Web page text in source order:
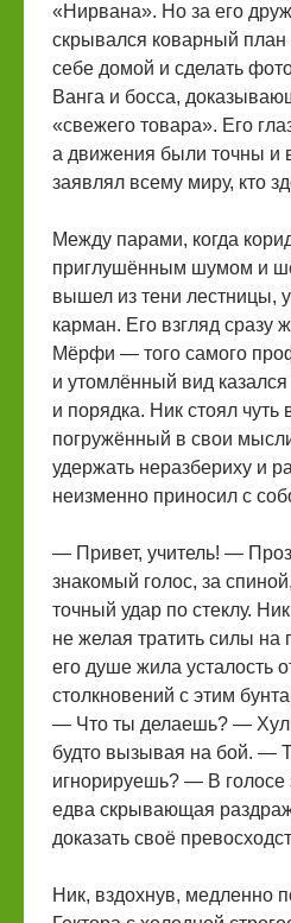
«Нирвана». Но за его
скрывался коварный
себе домой и сделать
Ванга и босса,
«свежего товара». Его
а движения были точны и
заявлял всему миру, кто
Между парами, когда
приглушённым шумом и
вышел из тени лестницы,
карман. Его взгляд сразу
Мёрфи — того самого
и утомлённый вид
и порядка. Ник стоял чуть
погружённый в свои
удержать неразбериху и
неизменно приносил с
— Привет, учитель! —
знакомый голос, за
точный удар по стеклу.
не желая тратить силы на
его душе жила усталость
столкновений с этим
— Что ты делаешь? —
будто вызывая на бой. —
игнорируешь? — В голосе
едва скрывающая
доказать своё
Ник, вздохнув, медленно